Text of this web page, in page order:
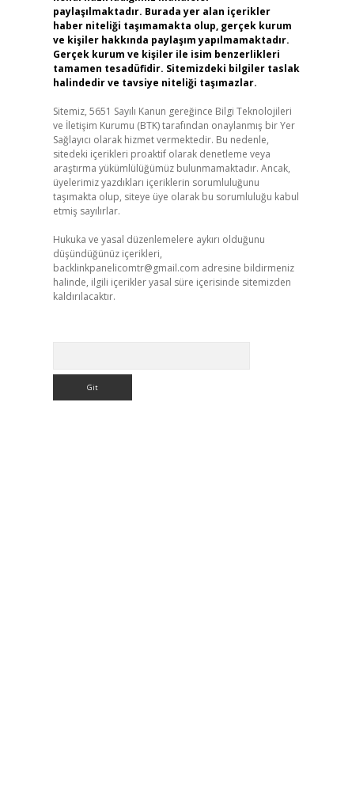
paylaşılmaktadır. Burada yer alan içerikler
haber niteliği taşımamakta olup, gerçek kurum
ve kişiler hakkında paylaşım yapılmamaktadır.
Gerçek kurum ve kişiler ile isim benzerlikleri
tamamen tesadüfidir. Sitemizdeki bilgiler taslak
halindedir ve tavsiye niteliği taşımazlar.
Sitemiz, 5651 Sayılı Kanun gereğince Bilgi Teknolojileri
ve İletişim Kurumu (BTK) tarafından onaylanmış bir Yer
Sağlayıcı olarak hizmet vermektedir. Bu nedenle,
sitedeki içerikleri proaktif olarak denetleme veya
araştırma yükümlülüğümüz bulunmamaktadır. Ancak,
üyelerimiz yazdıkları içeriklerin sorumluluğunu
taşımakta olup, siteye üye olarak bu sorumluluğu kabul
etmiş sayılırlar.
Hukuka ve yasal düzenlemelere aykırı olduğunu
düşündüğünüz içerikleri,
backlinkpanelicomtr@gmail.com adresine bildirmeniz
halinde, ilgili içerikler yasal süre içerisinde sitemizden
kaldırılacaktır.